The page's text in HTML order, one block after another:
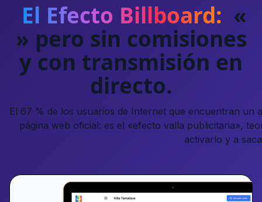
El Efecto Billboard: «
» pero sin comisiones
y con transmisión en
directo.
El 67 % de los usuarios de Internet que encuentran un
página web oficial: es el «efecto valla publicitaria»,
activarlo y a